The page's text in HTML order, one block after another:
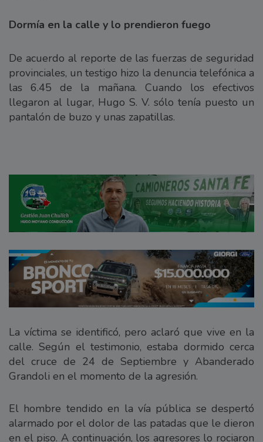
Dormía en la calle y lo prendieron fuego
De acuerdo al reporte de las fuerzas de seguridad
provinciales, un testigo hizo la denuncia telefónica a
las 6.45 de la mañana. Cuando los efectivos
llegaron al lugar, Hugo S. V. sólo tenía puesto un
pantalón de buzo y unas zapatillas.
La víctima se identificó, pero aclaró que vive en la
calle. Según el testimonio, estaba dormido cerca
del cruce de 24 de Septiembre y Abanderado
Grandoli en el momento de la agresión.
El hombre tendido en la vía pública se despertó
alarmado por el dolor de las patadas que le dieron
en el piso. A continuación, los agresores lo rociaron